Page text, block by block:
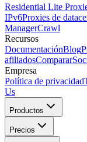
Residential Lite
IPv6Proxies de
ManagerCrawl
Recursos
DocumentaciónBlog
afiliadosComparar
Empresa
Política de privacidad
Us
Productos
Precios